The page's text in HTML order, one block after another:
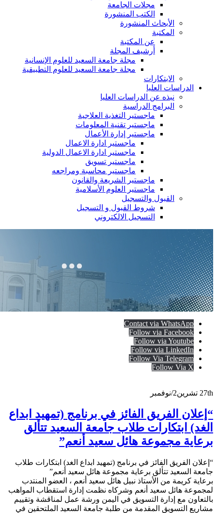
مجلات الجامعة
الكتب المنشورة
الأبحاث المنشورة
المكتبة
عن المكتبة
أرشيف المجلة
مجلة جامعة السعيد للعلوم الإنسانية
مجلة جامعة السعيد للعلوم التطبيقية
الابتكارات
الدراسات العليا
نبذه عن الدراسات العليا
البرامج الدراسية
ماجستير التغذية العلاجية
ماجستير تقنية المعلومات
ماجستير إدارة الأعمال
ماجستير ادارة الاعمال
ماجستير ادارة الاعمال الدولية
ماجستير تسويق
ماجستير محاسبة ومراجعه
ماجستير الشريعة والقانون
ماجستير العلوم الأسلامية
القبول والتسجيل
شروط القبول و التسجيل
التسجيل الالكتروني
Contact via WhatsApp
Follow via Facebook
Follow via Youtube
Follow via LinkedIn
Follow Via Telegram
Follow Via X
27th تشرين2/نوفمبر
“إعلان الفريق الفائز في برنامج (تمهيد ابداع
الغد) ابتكارات طلاب جامعة السعيد تتألق
برعاية مجموعة هائل سعيد أنعم”
“إعلان الفريق الفائز في برنامج (تمهيد ابداع الغد) ابتكارات طلاب
جامعة السعيد تتألق برعاية مجموعة هائل سعيد أنعم”
برعاية كريمة من الأستاذ نبيل هائل سعيد أنعم ، العضو المنتدب
لمجموعة هائل سعيد أنعم وشركاه نظمت إدارة استقطاب المواهب
بالتعاون مع إدارة التسويق في اليمن ورشة عمل لمناقشة وتقييم
مشاريع التسويق المقدمة من طلبة جامعة السعيد الملتحقين في